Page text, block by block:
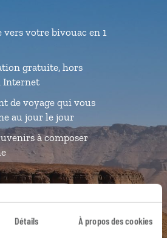
Détails À propos des cookies
vers votre bivouac en 1
gratuite, hors
Internet
de voyage qui vous
au jour le jour
à composer